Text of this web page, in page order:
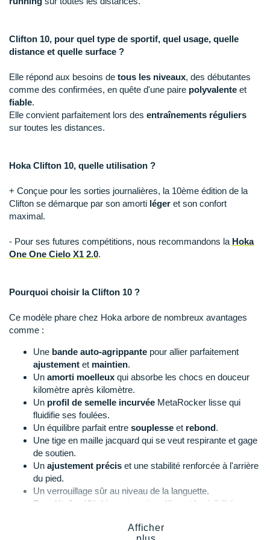
Clifton 10, pour quel type de sportif, quel usage, quelle
distance et quelle surface ?
Elle répond aux besoins de tous les niveaux, des débutantes
comme des confirmées, en quête d'une paire polyvalente et
fiable.
Elle convient parfaitement lors des entraînements réguliers
sur toutes les distances.
Hoka Clifton 10, quelle utilisation ?
+ Conçue pour les sorties journalières, la 10ème édition de la
Clifton se démarque par son amorti léger et son confort
maximal.
- Pour ses futures compétitions, nous recommandons la Hoka
One One Cielo X1 2.0.
Pourquoi choisir la Clifton 10 ?
Ce modèle phare chez Hoka arbore de nombreux avantages
comme :
Une bande auto-agrippante pour allier parfaitement
ajustement et maintien.
Un amorti moelleux qui absorbe les chocs en douceur
kilomètre après kilomètre.
Un profil de semelle incurvée MetaRocker lisse qui
fluidifie ses foulées.
Un équilibre parfait entre souplesse et rebond.
Une tige en maille jacquard qui se veut respirante et gage
de soutien.
Un ajustement précis et une stabilité renforcée à l'arrière
du pied.
Un verrouillage sûr au niveau de la languette.
Des détails réfléchissants qui améliorent la visibilité.
durableadaptée à des sorties
Afficher
PAR MARQUES
DÉSTOCKAGE
+ Voir tous lesaccessoires
NNormal
Odlo
On-Running
Orca
Petzl
Puma
Reebok
Salomon
Saucony
Saxx
Scarpa
Scott
Shokz
Sidas
Smoon